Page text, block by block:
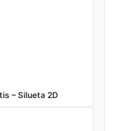
– Silueta 2D